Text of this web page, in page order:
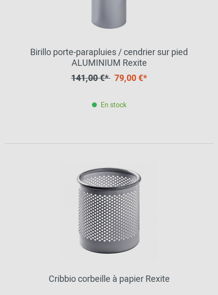
Birillo porte-parapluies / cendrier sur pied
ALUMINIUM Rexite
141,00 €* 79,00 €*
En stock
Cribbio corbeille à papier Rexite